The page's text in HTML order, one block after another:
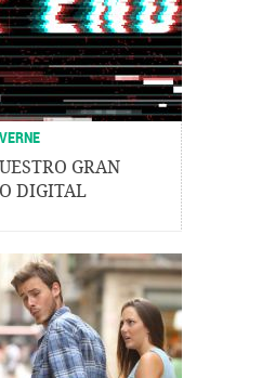
VERNE
GRAN
DIGITAL